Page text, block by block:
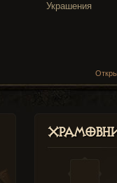
Украшения